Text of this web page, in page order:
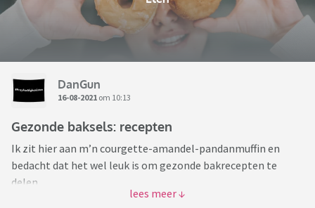
DanGun
16-08-2021 om 10:13
Gezonde baksels: recepten
Ik zit hier aan m’n courgette-amandel-pandanmuffin en
bedacht dat het wel leuk is om gezonde bakrecepten te
delen.
Baksels met weinig tot geen suiker (of aanverwanten) met